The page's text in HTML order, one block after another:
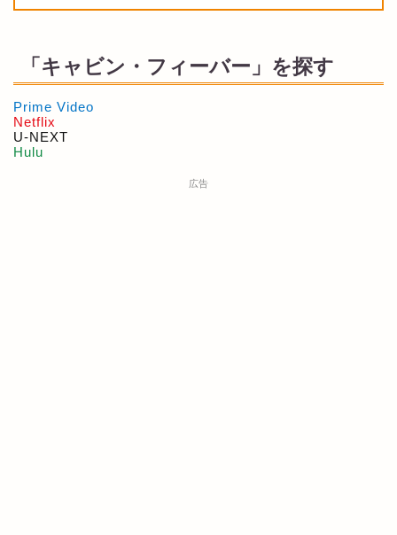
「キャビン・フィーバー」を探す
Prime Video
Netflix
U-NEXT
Hulu
広告